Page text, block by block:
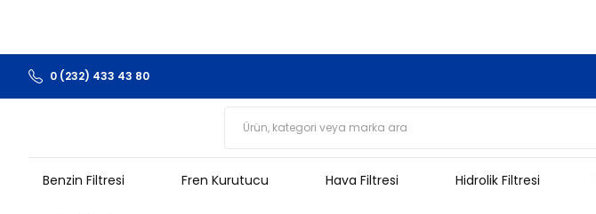
0 (232) 433 43 80
Benzin Filtresi Fren Kurutucu Hava Filtresi Hidrolik Filtresi